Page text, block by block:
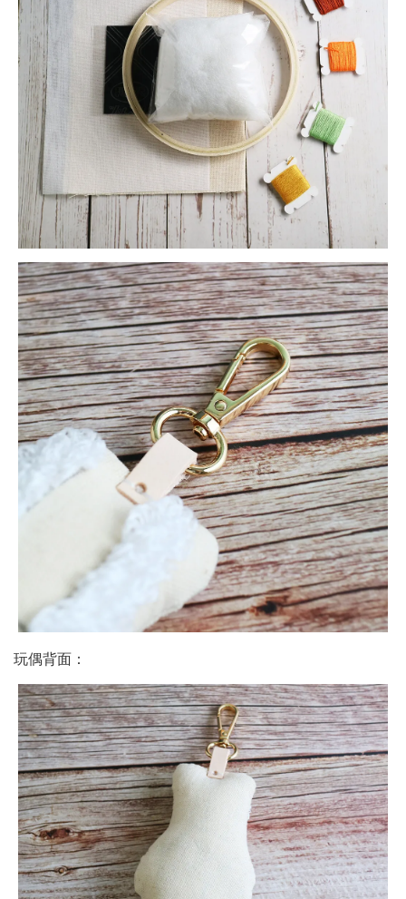
玩偶背面：